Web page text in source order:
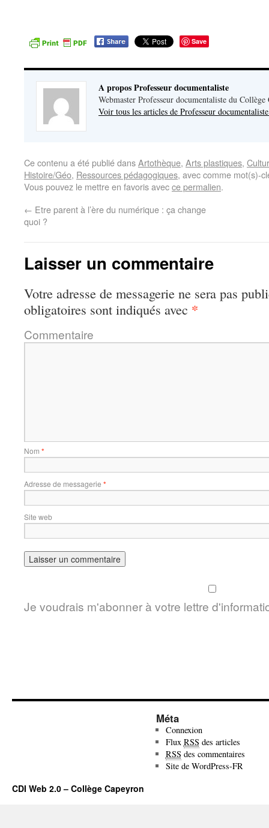
Save
A propos Professeur documentaliste
Webmaster Professeur documentaliste du Collège
Voir tous les articles de Professeur
Ce contenu a été publié dansArtothèque, Arts plastiques,
Histoire/Géo, Ressources pédagogiques, avec comme mot(s)-
Vous pouvez le mettre en favoris avecce permalien.
← Etre parent à l’ère du numérique : ça change
quoi ?
Laisser un commentaire
Votre adresse de messagerie ne sera pas
obligatoires sont indiqués avec *
Commentaire
Nom *
Adresse de messagerie *
Site web
Je voudrais m'abonner à votre lettre
Méta
Connexion
Flux RSS des articles
RSS des commentaires
Site de WordPress-FR
CDI Web 2.0 – Collège Capeyron